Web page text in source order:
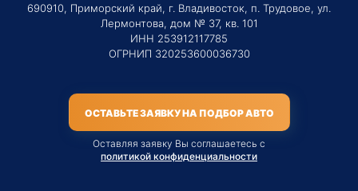
690910, Приморский край, г. Владивосток, п. Трудовое, ул.
Лермонтова, дом № 37, кв. 101
ИНН 253912117785
ОГРНИП 320253600036730
ОСТАВЬТЕ ЗАЯВКУ НА ПОДБОР АВТО
Оставляя заявку Вы соглашаетесь с
политикой конфиденциальности